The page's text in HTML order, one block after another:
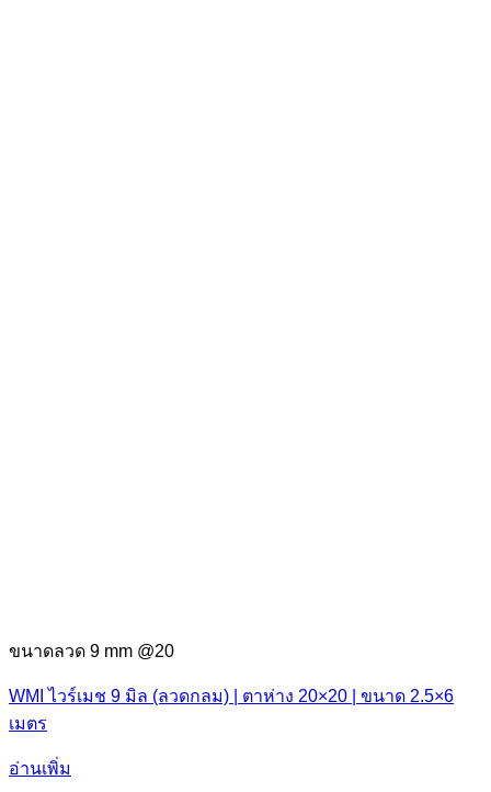
ขนาดลวด 9 mm @20
WMI ไวร์เมช 9 มิล (ลวดกลม) | ตาห่าง 20×20 | ขนาด 2.5×6
เมตร
อ่านเพิ่ม